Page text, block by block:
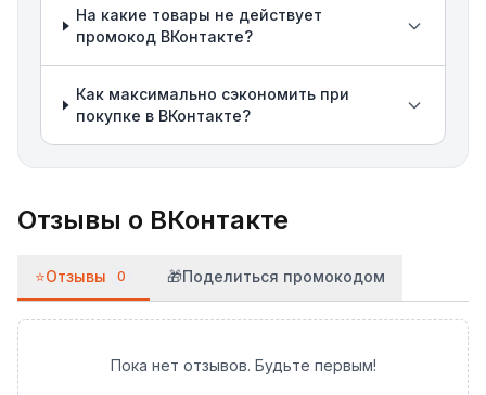
На какие товары не действует
промокод ВКонтакте?
Как максимально сэкономить при
покупке в ВКонтакте?
Отзывы о ВКонтакте
⭐Отзывы 0 🎁Поделиться промокодом
Пока нет отзывов. Будьте первым!